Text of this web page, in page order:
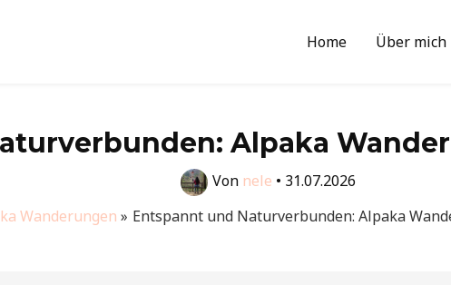
Home Über mich
Alpaka
Von nele • 31.07.2026
Wanderungen Entspannt und Naturverbunden: Alpaka